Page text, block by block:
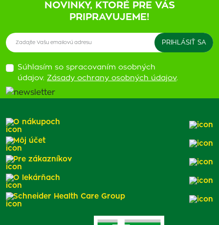
NOVINKY, KTORÉ PRE VÁS
PRIPRAVUJEME!
Súhlasím so spracovaním osobných
údajov. Zásady ochrany osobných údajov.
O nákupoch
Môj účet
Pre zákazníkov
O lekárňach
Schneider Health Care Group